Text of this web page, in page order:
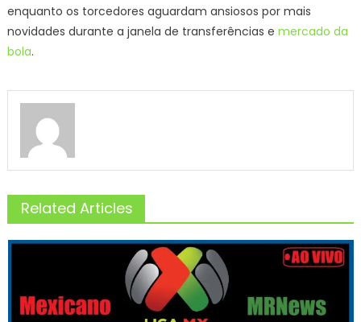
enquanto os torcedores aguardam ansiosos por mais
novidades durante a janela de transferências e mercado da
bola.
Related Articles